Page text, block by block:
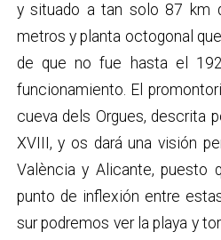
y situado a tan solo 87 km
metros y planta octogonal
de que no fue hasta el
funcionamiento. El
cueva dels Orgues, descrita
XVIII, y os dará una visión
València y Alicante, puesto
punto de inflexión entre
sur podremos ver la playa y